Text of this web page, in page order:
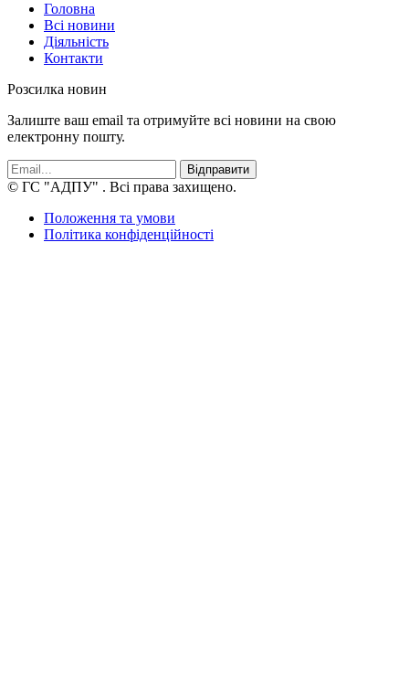
Головна
Всі новини
Діяльність
Контакти
Розсилка новин
Залиште ваш email та отримуйте всі новини на свою
електронну пошту.
Відправити
© ГС "АДПУ" . Всі права захищено.
Положення та умови
Політика конфіденційності